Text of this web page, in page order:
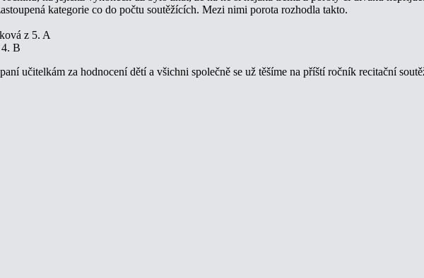
kategorie co do počtu soutěžících. Mezi nimi porota rozhodla takto.
z 5. A
B
učitelkám za hodnocení dětí a všichni společně se už těšíme na příští ročník recitační